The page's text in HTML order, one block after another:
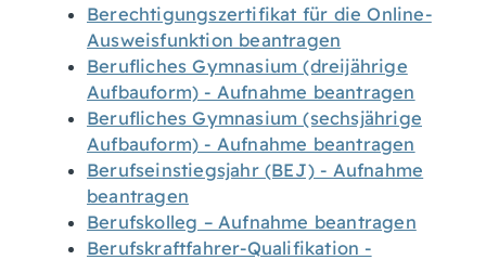
Berechtigungszertifikat für die Online-
Ausweisfunktion beantragen
Berufliches Gymnasium (dreijährige
Aufbauform) - Aufnahme beantragen
Berufliches Gymnasium (sechsjährige
Aufbauform) - Aufnahme beantragen
Berufseinstiegsjahr (BEJ) - Aufnahme
beantragen
Berufskolleg – Aufnahme beantragen
Berufskraftfahrer-Qualifikation -